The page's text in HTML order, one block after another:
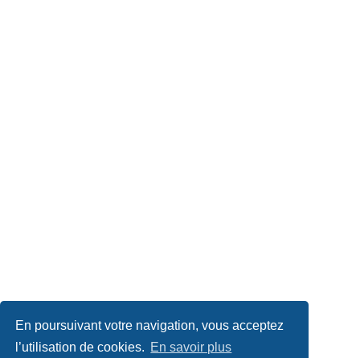
En poursuivant votre navigation, vous acceptez
l’utilisation de cookies. En savoir plus